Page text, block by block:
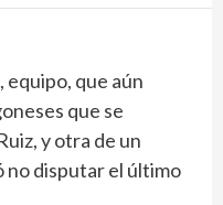
que aún
que se
y otra de un
no disputar el último